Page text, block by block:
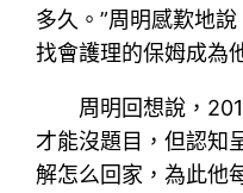
多久。”周明感歎地
找會護理的保姆成為
周明回想說，
才能沒題目，但認知
解怎么回家，為此他